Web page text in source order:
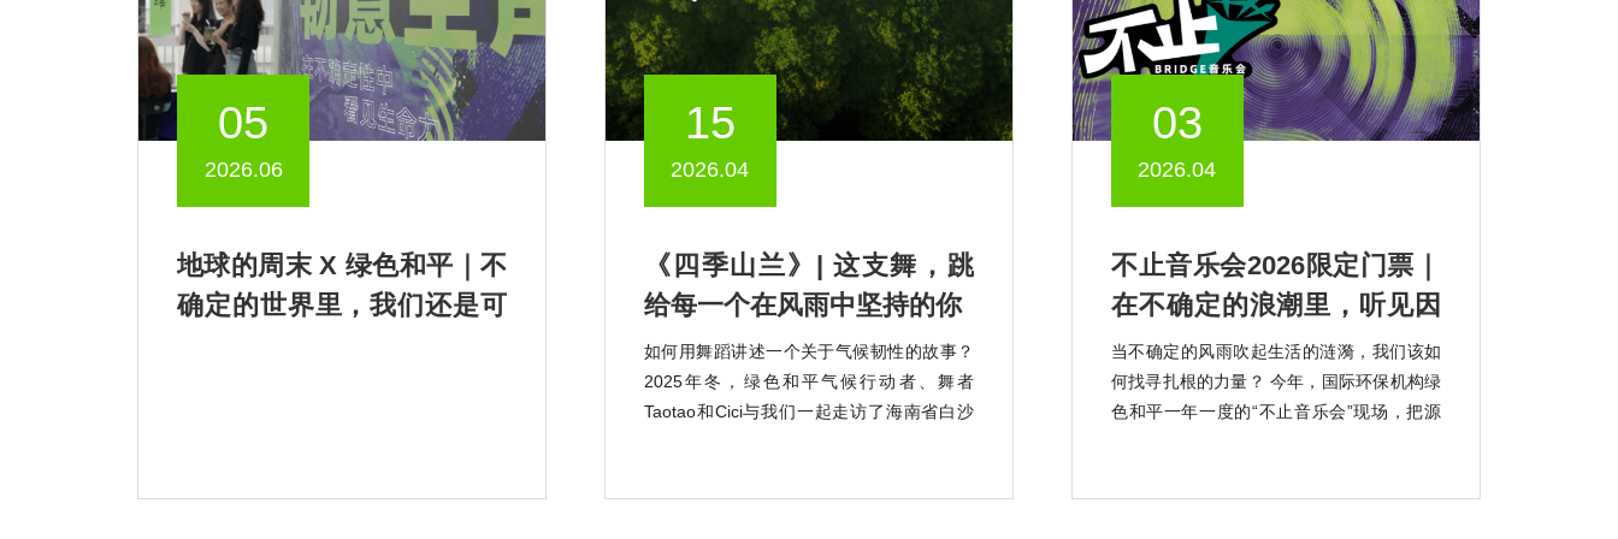
05
2026.06
地球的周末 X 绿色和平｜不
确定的世界里，我们还是可
15
2026.04
《四季山兰》| 这支舞，跳
给每一个在风雨中坚持的你
如何用舞蹈讲述一个关于气候韧性的故事？
2025年冬，绿色和平气候行动者、舞者
Taotao和Cici与我们一起走访了海南省白沙
瘠、颇具气候韧性的山地旱稻，其衍生的山
03
2026.04
不止音乐会2026限定门票｜
在不确定的浪潮里，听见因
勇气而起的韧性回响
当不确定的风雨吹起生活的涟漪，我们该如
何找寻扎根的力量？ 今年，国际环保机构绿
色和平一年一度的“不止音乐会”现场，把源
“不止”，取自Bridge的谐音。绿色和平以船